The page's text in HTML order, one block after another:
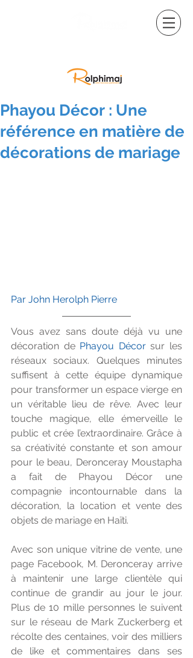
Phayou Décor : Une
référence en matière de
décorations de mariage
Par John Herolph Pierre
Vous avez sans doute déjà vu une
décoration de Phayou Décor sur les
réseaux sociaux. Quelques minutes
suffisent à cette équipe dynamique
pour transformer un espace vierge en
un véritable lieu de rêve. Avec leur
touche magique, elle émerveille le
public et crée l’extraordinaire. Grâce à
sa créativité constante et son amour
pour le beau, Deronceray Moustapha
a fait de Phayou Décor une
compagnie incontournable dans la
décoration, la location et vente des
objets de mariage en Haïti.
Avec son unique vitrine de vente, une
page Facebook, M. Deronceray arrive
à maintenir une large clientèle qui
continue de grandir au jour le jour.
Plus de 10 mille personnes le suivent
sur le réseau de Mark Zuckerberg et
récolte des centaines, voir des milliers
de like et commentaires dans ses